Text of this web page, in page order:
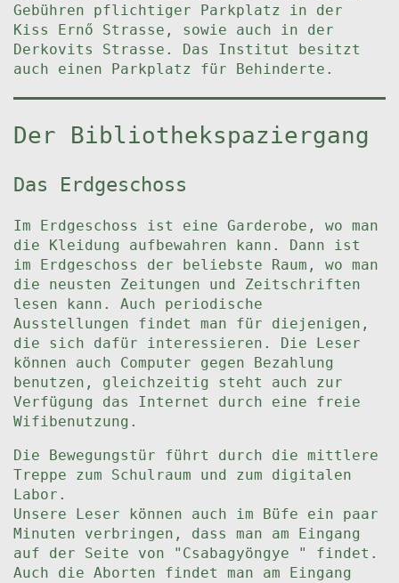
Gebühren pflichtiger Parkplatz in der
Kiss Ernő Strasse, sowie auch in der
Derkovits Strasse. Das Institut besitzt
auch einen Parkplatz für Behinderte.
Der Bibliothekspaziergang
Das Erdgeschoss
Im Erdgeschoss ist eine Garderobe, wo man
die Kleidung aufbewahren kann. Dann ist
im Erdgeschoss der beliebste Raum, wo man
die neusten Zeitungen und Zeitschriften
lesen kann. Auch periodische
Ausstellungen findet man für diejenigen,
die sich dafür interessieren. Die Leser
können auch Computer gegen Bezahlung
benutzen, gleichzeitig steht auch zur
Verfügung das Internet durch eine freie
Wifibenutzung.
Die Bewegungstür führt durch die mittlere
Treppe zum Schulraum und zum digitalen
Labor.
Unsere Leser können auch im Büfe ein paar
Minuten verbringen, dass man am Eingang
auf der Seite von "Csabagyöngye " findet.
Auch die Aborten findet man am Eingang